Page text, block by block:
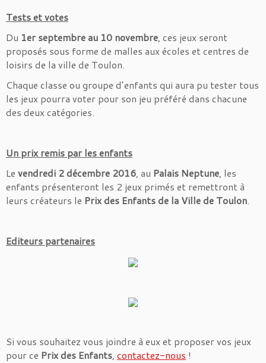
Tests et votes
Du 1er septembre au 10 novembre, ces jeux seront
proposés sous forme de malles aux écoles et centres de
loisirs de la ville de Toulon.
Chaque classe ou groupe d’enfants qui aura pu tester tous
les jeux pourra voter pour son jeu préféré dans chacune
des deux catégories.
Un prix remis par les enfants
Le vendredi 2 décembre 2016, au Palais Neptune, les
enfants présenteront les 2 jeux primés et remettront à
leurs créateurs le Prix des Enfants de la Ville de Toulon.
Editeurs partenaires
Si vous souhaitez vous joindre à eux et proposer vos jeux
pour ce Prix des Enfants, contactez-nous !